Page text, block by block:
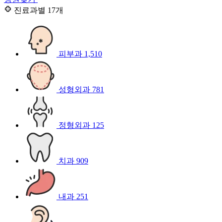
진료과별 17개
피부과 1,510
성형외과 781
정형외과 125
치과 909
내과 251